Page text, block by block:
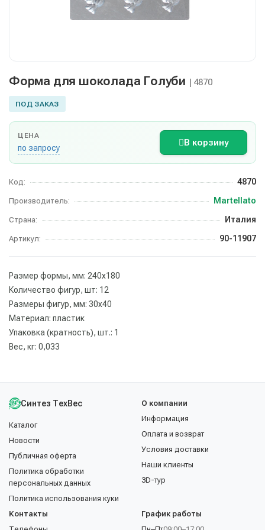
Форма для шоколада Голуби | 4870
ПОД ЗАКАЗ
ЦЕНА
по запросу
В корзину
Код: 4870
Производитель: Martellato
Страна: Италия
Артикул: 90-11907
Размер формы, мм: 240х180
Количество фигур, шт: 12
Размеры фигур, мм: 30х40
Материал: пластик
Упаковка (кратность), шт.: 1
Вес, кг: 0,033
Синтез ТехВес
Каталог
Новости
Публичная оферта
Политика обработки
персональных данных
Политика использования куки
О компании
Информация
Оплата и возврат
Условия доставки
Наши клиенты
3D-тур
Контакты
График работы